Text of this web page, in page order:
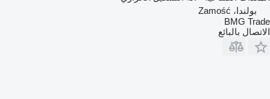
بولندا، Zamość
BMG Trade
الاتصال بالبائع